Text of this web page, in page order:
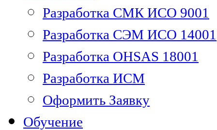
Разработка СМК ИСО 9001
Разработка СЭМ ИСО 14001
Разработка OHSAS 18001
Разработка ИСМ
Оформить Заявку
Обучение